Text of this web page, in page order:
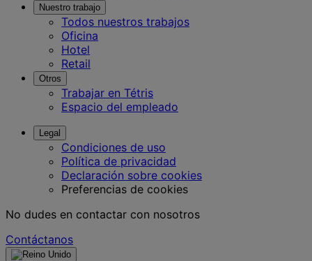
Nuestro trabajo
Todos nuestros trabajos
Oficina
Hotel
Retail
Otros
Trabajar en Tétris
Espacio del empleado
Legal
Condiciones de uso
Política de privacidad
Declaración sobre cookies
Preferencias de cookies
No dudes en contactar con nosotros
Contáctanos